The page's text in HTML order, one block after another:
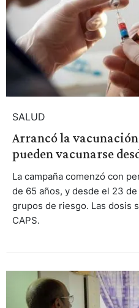
SALUD
Arrancó la
pueden vacunarse
La campaña comenzó con
de 65 años, y desde el 23
grupos de riesgo. Las dosis
CAPS.